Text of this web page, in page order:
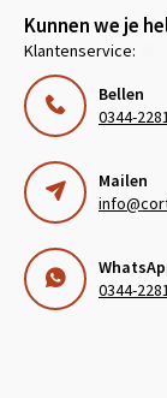
Kunnen we je
Klantenservice:
Bellen
0344-
Mailen
0344-